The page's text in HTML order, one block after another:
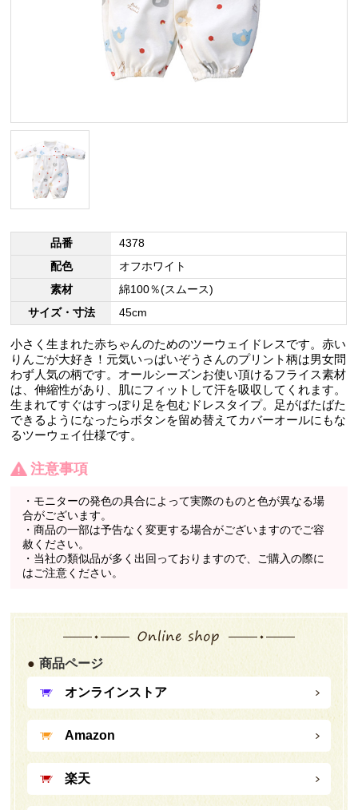
品番
4378
配色
オフホワイト
素材
綿100％(スムース)
サイズ・寸法
45cm
小さく生まれた赤ちゃんのためのツーウェイドレスです。赤い
りんごが大好き！元気いっぱいぞうさんのプリント柄は男女問
わず人気の柄です。オールシーズンお使い頂けるフライス素材
は、伸縮性があり、肌にフィットして汗を吸収してくれます。
生まれてすぐはすっぽり足を包むドレスタイプ。足がばたばた
できるようになったらボタンを留め替えてカバーオールにもな
るツーウェイ仕様です。
注意事項
・モニターの発色の具合によって実際のものと色が異なる場
合がございます。
・商品の一部は予告なく変更する場合がございますのでご容
赦ください。
・当社の類似品が多く出回っておりますので、ご購入の際に
はご注意ください。
商品ページ
オンラインストア
Amazon
楽天